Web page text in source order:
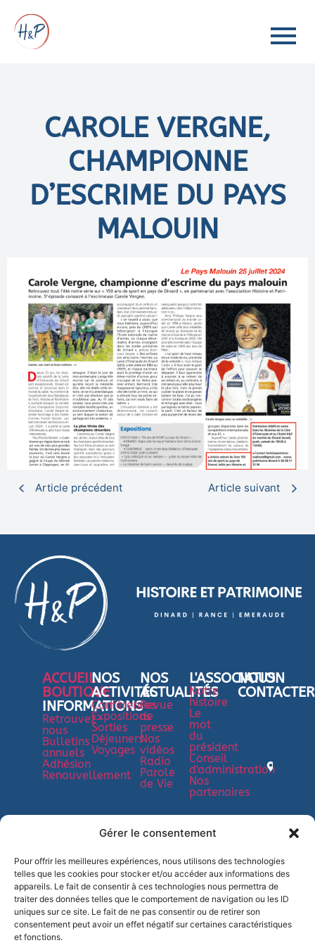
Gérer le consentement
Pour offrir les meilleures expériences, nous utilisons des technologies
telles que les cookies pour stocker et/ou accéder aux informations des
appareils. Le fait de consentir à ces technologies nous permettra de
traiter des données telles que le comportement de navigation ou les ID
uniques sur ce site. Le fait de ne pas consentir ou de retirer son
consentement peut avoir un effet négatif sur certaines caractéristiques
et fonctions.
CAROLE VERGNE,
CHAMPIONNE
D’ESCRIME DU PAYS
MALOUIN
Article précédent Article suivant
ACCUEIL
BOUTIQUE
INFORMATIONS
Retrouvez-
nous
Bulletins
annuels
Adhésion
Renouvellement
NOS
ACTIVITÉS
Conférences
Expositions
Sorties
Déjeuners
Voyages
NOS
ACTUALITÉS
Revue
de
presse
Nos
vidéos
Radio
Parole
de Vie
L'ASSOCIATION
Notre
histoire
Le
mot
du
président
Conseil
d'administration
Nos
partenaires
NOUS
CONTACTER
Dinard
99
80
95
06